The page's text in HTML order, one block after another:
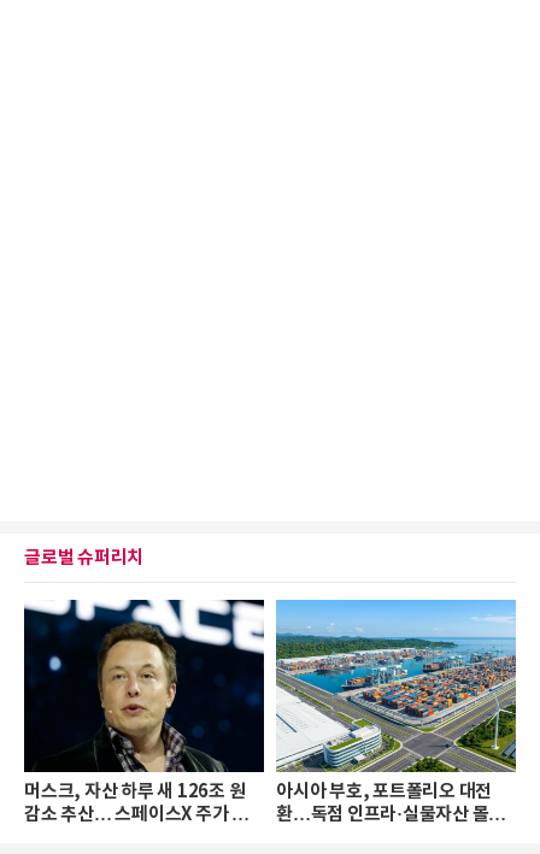
글로벌 슈퍼리치
머스크, 자산 하루 새 126조 원
감소 추산… 스페이스X 주가 하
아시아 부호, 포트폴리오 대전
환…독점 인프라·실물자산 몰린